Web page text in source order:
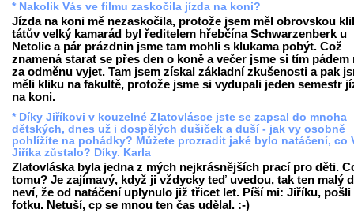
* Nakolik Vás ve filmu zaskočila jízda na koni?
Jízda na koni mě nezaskočila, protože jsem měl obrovskou
tátův velký kamarád byl ředitelem hřebčína Schwarzenberk u
Netolic a pár prázdnin jsme tam mohli s klukama pobýt. Což
znamená starat se přes den o koně a večer jsme si tím pádem
za odměnu vyjet. Tam jsem získal základní zkušenosti a pak
měli kliku na fakultě, protože jsme si vydupali jeden semestr
na koni.
* Díky Jiříkovi v kouzelné Zlatovlásce jste se zapsal do mnoha
dětských, dnes už i dospělých dušiček a duší - jak vy osobně
pohlížíte na pohádky? Můžete prozradit jaké bylo natáčení, co
Jiříka zůstalo? Díky. Karla
Zlatovláska byla jedna z mých nejkrásnějších prací pro děti.
tomu? Je zajímavý, když ji vždycky teď uvedou, tak ten malý
neví, že od natáčení uplynulo již třicet let. Píší mi: Jiříku, pošli
fotku. Netuší, cp se mnou ten čas udělal. :-)